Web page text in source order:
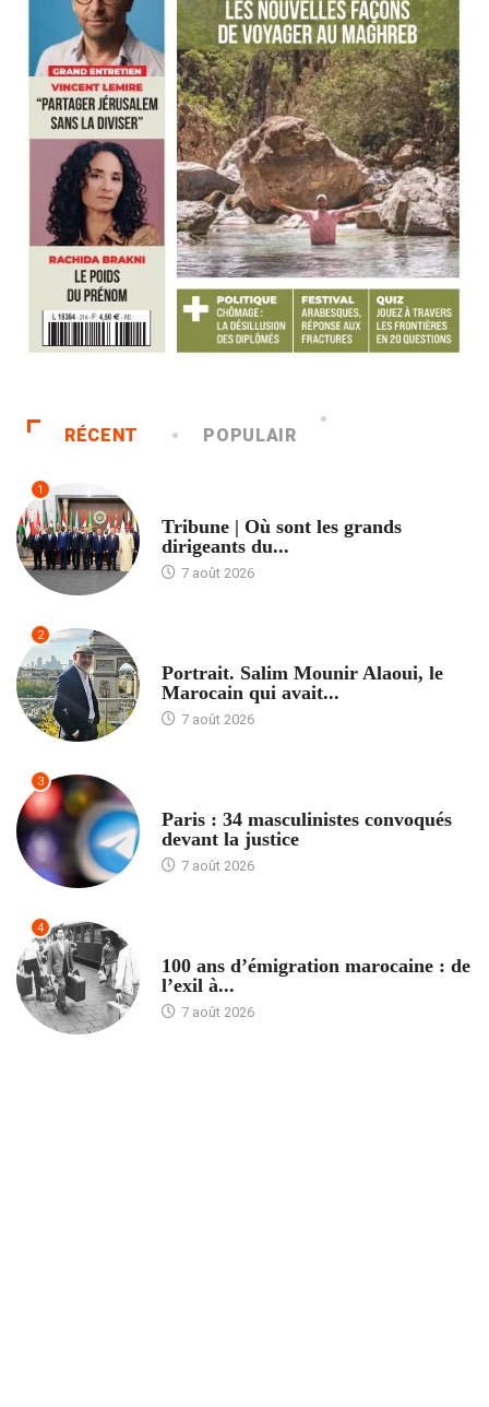
RÉCENT POPULAIR
1
Tribune | Où sont les grands
dirigeants du...
7 août 2026
2
Portrait. Salim Mounir Alaoui, le
Marocain qui avait...
7 août 2026
3
Paris : 34 masculinistes convoqués
devant la justice
7 août 2026
4
100 ans d’émigration marocaine : de
l’exil à...
7 août 2026